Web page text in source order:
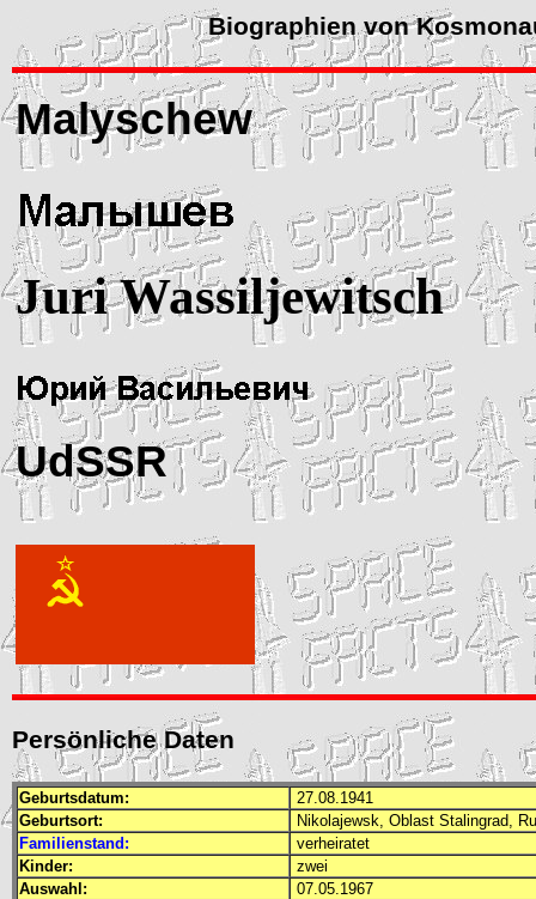
Biographien von
Malyschew
Juri Wassiljewitsch
UdSSR
Persönliche Daten
Geburtsdatum:
27.08.1941
Geburtsort:
Nikolajewsk, Oblast Stalingrad,
Familienstand:
verheiratet
Kinder:
zwei
Auswahl:
07.05.1967